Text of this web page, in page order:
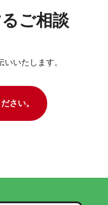
ご相談
いたします。
さい。